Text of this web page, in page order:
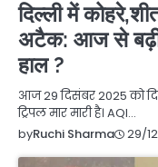
दिल्ली में
अटैक: आज से बढ़ी
हाल ?
आज 29 दिसंबर 2025 को
ट्रिपल मार मारी है। AQI…
byRuchi Sharma 29/